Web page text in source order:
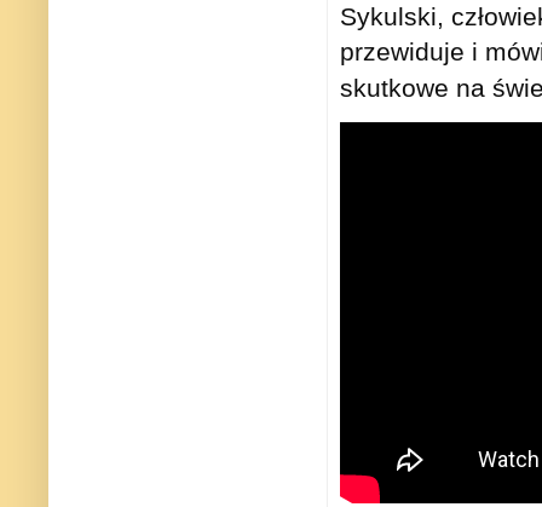
Sykulski,
przewiduje i
skutkowe na